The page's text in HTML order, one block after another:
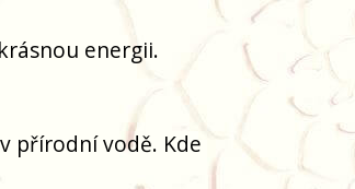
energii.
přírodní vodě. Kde